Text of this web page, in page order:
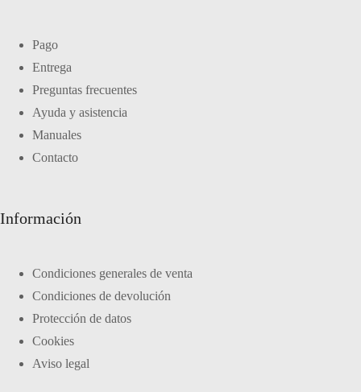
Pago
Entrega
Preguntas frecuentes
Ayuda y asistencia
Manuales
Contacto
Información
Condiciones generales de venta
Condiciones de devolución
Protección de datos
Cookies
Aviso legal